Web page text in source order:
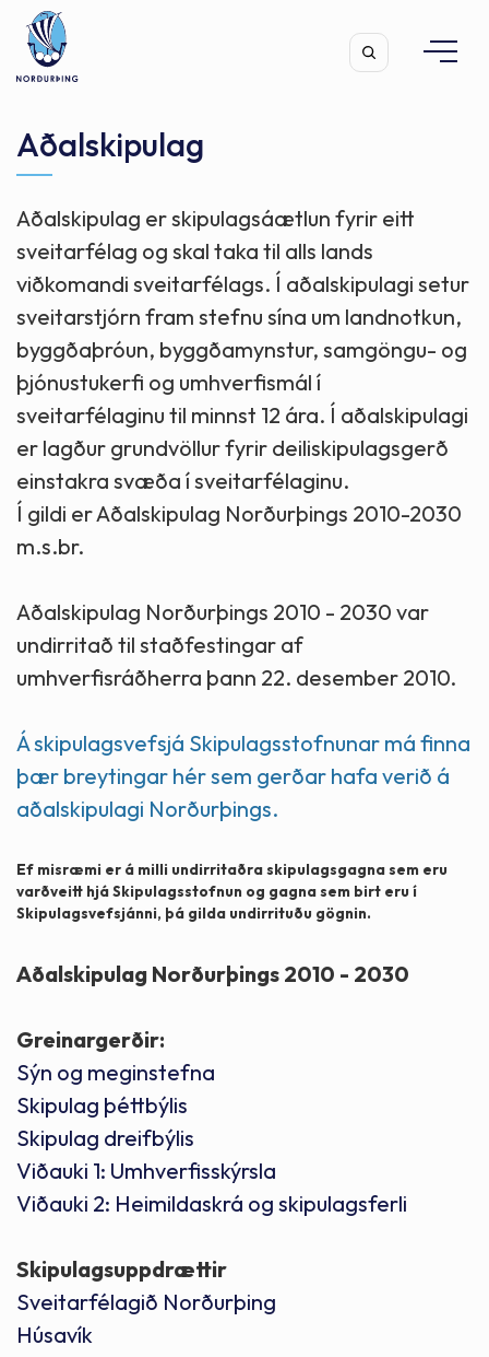
Leita
Aðalskipulag
Aðalskipulag er skipulagsáætlun fyrir eitt
sveitarfélag og skal taka til alls lands
viðkomandi sveitarfélags. Í aðalskipulagi setur
sveitarstjórn fram stefnu sína um landnotkun,
byggðaþróun, byggðamynstur, samgöngu- og
þjónustukerfi og umhverfismál í
sveitarfélaginu til minnst 12 ára. Í aðalskipulagi
er lagður grundvöllur fyrir deiliskipulagsgerð
einstakra svæða í sveitarfélaginu.
Í gildi er Aðalskipulag Norðurþings 2010-2030
m.s.br.
Aðalskipulag Norðurþings 2010 - 2030 var
undirritað til staðfestingar af
umhverfisráðherra þann 22. desember 2010.
Á skipulagsvefsjá Skipulagsstofnunar má finna
þær breytingar hér sem gerðar hafa verið á
aðalskipulagi Norðurþings.
Ef misræmi er á milli undirritaðra skipulagsgagna sem eru
varðveitt hjá Skipulagsstofnun og gagna sem birt eru í
Skipulagsvefsjánni, þá gilda undirrituðu gögnin.
Aðalskipulag Norðurþings 2010 - 2030
Greinargerðir:
Sýn og meginstefna
Skipulag þéttbýlis
Skipulag dreifbýlis
Viðauki 1: Umhverfisskýrsla
Viðauki 2: Heimildaskrá og skipulagsferli
Skipulagsuppdrættir
Sveitarfélagið Norðurþing
Húsavík